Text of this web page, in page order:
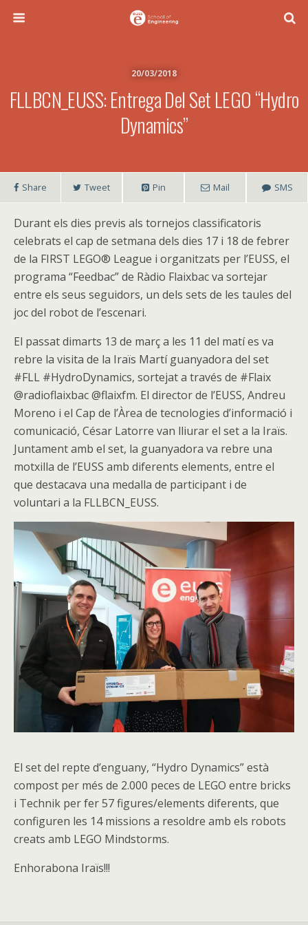
20/03/2018
FLLBCN_EUSS: Entrega Del Set LEGO “Hydro
Dynamics”
Share Tweet Pin Mail SMS
Durant els dies previs als tornejos classificatoris
celebrats el cap de setmana dels dies 17 i 18 de febrer
de la FIRST LEGO® League i organitzats per l’EUSS, el
programa “Feedbac” de Ràdio Flaixbac va sortejar
entre els seus seguidors, un dels sets de les taules del
joc del robot de l’escenari.
El passat dimarts 13 de març a les 11 del matí es va
rebre la visita de la Iraïs Martí guanyadora del set
#FLL #HydroDynamics, sortejat a través de #Flaix
@radioflaixbac @flaixfm. El director de l’EUSS, Andreu
Moreno i el Cap de l’Àrea de tecnologies d’informació i
comunicació, César Latorre van lliurar el set a la Iraïs.
Juntament amb el set, la guanyadora va rebre una
motxilla de l’EUSS amb diferents elements, entre el
que destacava una medalla de participant i de
voluntari a la FLLBCN_EUSS.
El set del repte d’enguany, “Hydro Dynamics” està
compost per més de 2.000 peces de LEGO entre bricks
i Technik per fer 57 figures/elements diferents, que
configuren les 14 missions a resoldre amb els robots
creats amb LEGO Mindstorms.
Enhorabona Iraïs!!!